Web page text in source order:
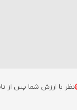
نظر با ارزش شما پس از